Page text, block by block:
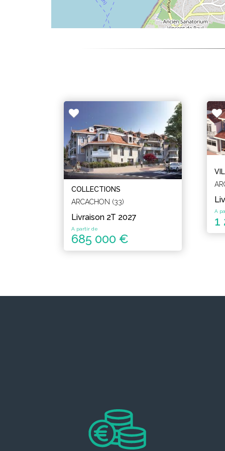
COLLECTIONS
ARCACHON (33)
Livraison 2T 2027
A partir de
685 000 €
A
1